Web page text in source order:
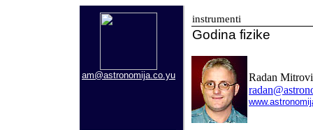
am@astronomija.co.yu
instrumenti
Godina fizike
Radan